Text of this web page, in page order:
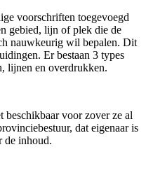
voorschriften toegevoegd
gebied, lijn of plek die de
nauwkeurig wil bepalen. Dit
Er bestaan 3 types
lijnen en overdrukken.
beschikbaar voor zover ze al
dat eigenaar is
de inhoud.